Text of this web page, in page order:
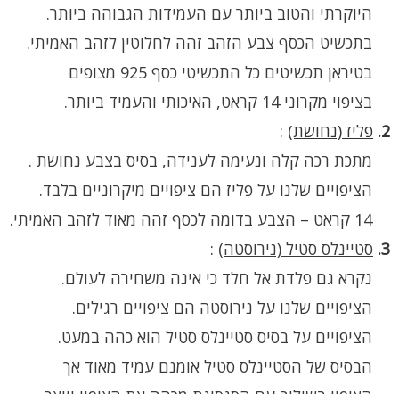
היוקרתי והטוב ביותר עם העמידות הגבוהה ביותר.
בתכשיט הכסף צבע הזהב זהה לחלוטין לזהב האמיתי.
בטיראן תכשיטים כל התכשיטי כסף 925 מצופים
בציפוי מקרוני 14 קראט, האיכותי והעמיד ביותר.
2. פליז (נחושת) :
מתכת רכה קלה ונעימה לענידה, בסיס בצבע נחושת .
הציפויים שלנו על פליז הם ציפויים מיקרוניים בלבד.
14 קראט – הצבע בדומה לכסף זהה מאוד לזהב האמיתי.
3. סטיינלס סטיל (נירוסטה) :
נקרא גם פלדת אל חלד כי אינה משחירה לעולם.
הציפויים שלנו על נירוסטה הם ציפויים רגילים.
הציפויים על בסיס סטיינלס סטיל הוא כהה במעט.
הבסיס של הסטיינלס סטיל אומנם עמיד מאוד אך